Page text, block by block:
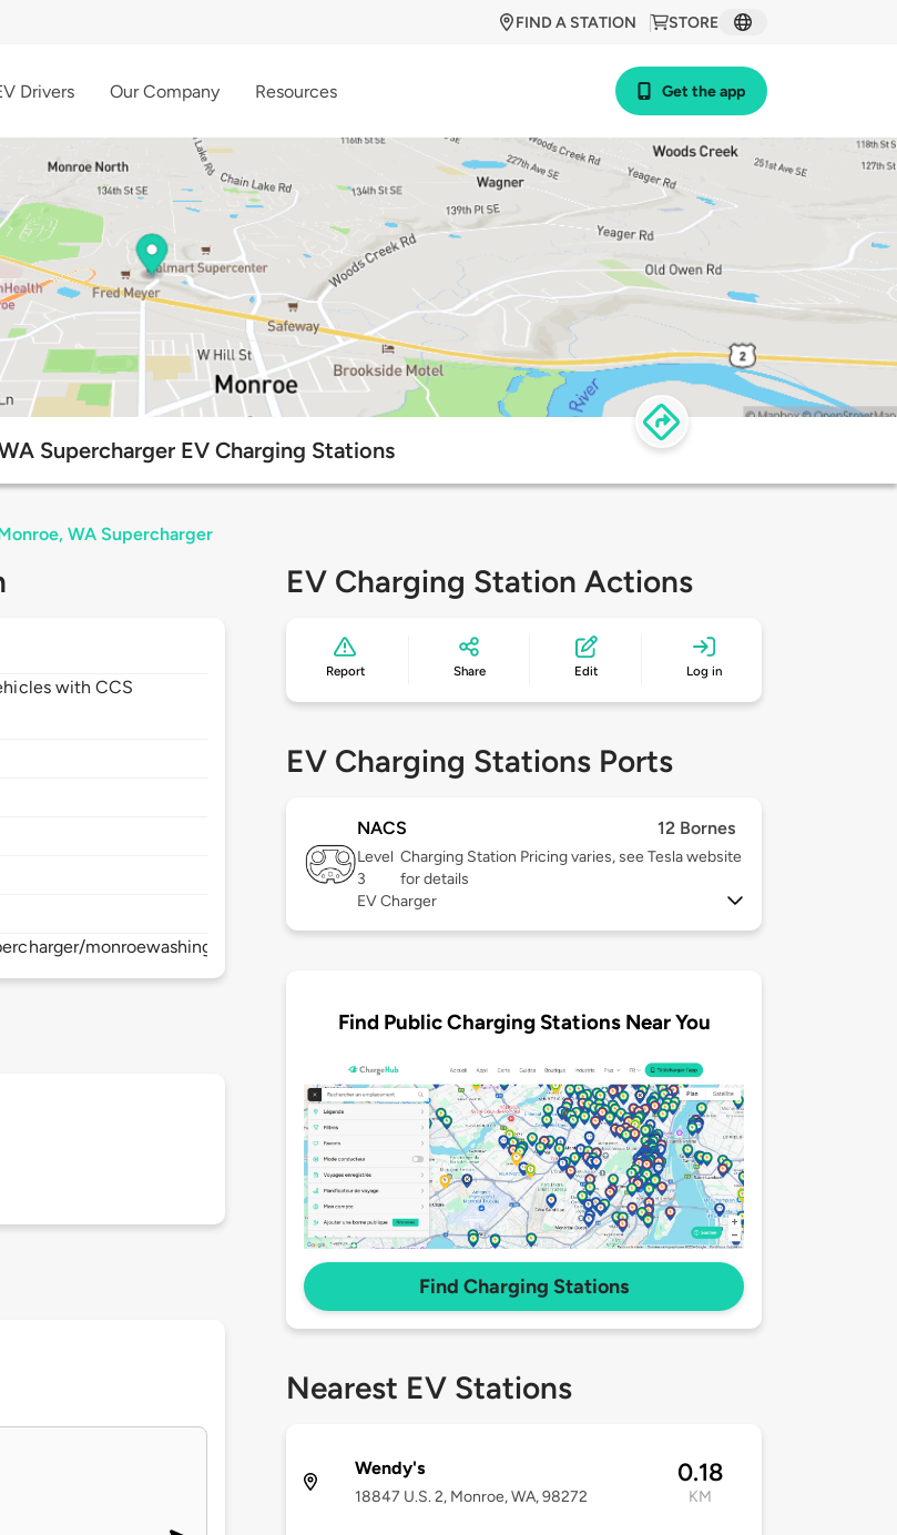
STORE
FIND A STATION
Drivers Our Company Resources Get the app
Supercharger EV Charging Stations
WA Supercharger
with CCS
monroewashingtonsupercharger
EV Charging Station Actions
Report Share Edit Log in
EV Charging Stations Ports
NACS 12 Bornes
Level
3
Charging Station Pricing varies, see Tesla website
for details
EV Charger
Find Public Charging Stations Near You
Find Charging Stations
Nearest EV Stations
Wendy's
18847 U.S. 2, Monroe, WA, 98272
0.18
KM